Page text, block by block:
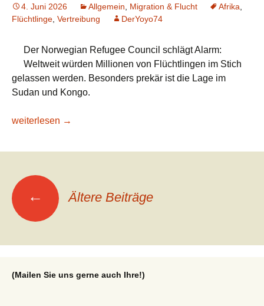
4. Juni 2026 Allgemein Migration & Flucht Afrika
Flüchtlinge Vertreibung DerYoyo74
Der Norwegian Refugee Council schlägt Alarm:
Weltweit würden Millionen von Flüchtlingen im Stich
gelassen werden. Besonders prekär ist die Lage im
Sudan und Kongo.
Lesetipp/stern: Norwegian Refugee Council – In diesen
weiterlesen →
Beitragsnavigation
← Ältere Beiträge
(Mailen Sie uns gerne auch Ihre!)